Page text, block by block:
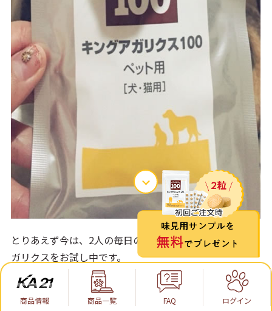
商品情報 商品⼀覧 FAQ ログイン
とりあえず今は、2人の毎日の健康維持のためにキングア
ガリクスをお試し中です。